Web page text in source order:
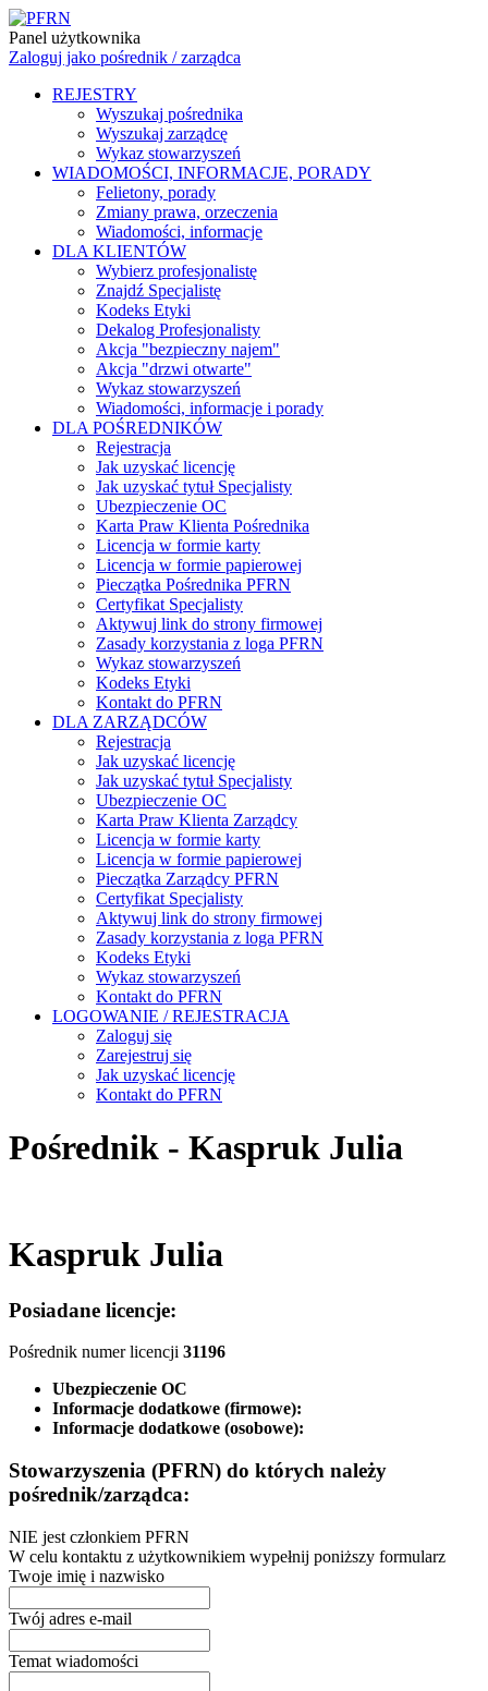
Panel użytkownika
Zaloguj jako pośrednik / zarządca
REJESTRY
Wyszukaj pośrednika
Wyszukaj zarządcę
Wykaz stowarzyszeń
WIADOMOŚCI, INFORMACJE, PORADY
Felietony, porady
Zmiany prawa, orzeczenia
Wiadomości, informacje
DLA KLIENTÓW
Wybierz profesjonalistę
Znajdź Specjalistę
Kodeks Etyki
Dekalog Profesjonalisty
Akcja "bezpieczny najem"
Akcja "drzwi otwarte"
Wykaz stowarzyszeń
Wiadomości, informacje i porady
DLA POŚREDNIKÓW
Rejestracja
Jak uzyskać licencję
Jak uzyskać tytuł Specjalisty
Ubezpieczenie OC
Karta Praw Klienta Pośrednika
Licencja w formie karty
Licencja w formie papierowej
Pieczątka Pośrednika PFRN
Certyfikat Specjalisty
Aktywuj link do strony firmowej
Zasady korzystania z loga PFRN
Wykaz stowarzyszeń
Kodeks Etyki
Kontakt do PFRN
DLA ZARZĄDCÓW
Rejestracja
Jak uzyskać licencję
Jak uzyskać tytuł Specjalisty
Ubezpieczenie OC
Karta Praw Klienta Zarządcy
Licencja w formie karty
Licencja w formie papierowej
Pieczątka Zarządcy PFRN
Certyfikat Specjalisty
Aktywuj link do strony firmowej
Zasady korzystania z loga PFRN
Kodeks Etyki
Wykaz stowarzyszeń
Kontakt do PFRN
LOGOWANIE / REJESTRACJA
Zaloguj się
Zarejestruj się
Jak uzyskać licencję
Kontakt do PFRN
Pośrednik - Kaspruk Julia
Kaspruk Julia
Posiadane licencje:
Pośrednik numer licencji 31196
Ubezpieczenie OC
Informacje dodatkowe (firmowe):
Informacje dodatkowe (osobowe):
Stowarzyszenia (PFRN) do których należy
pośrednik/zarządca:
NIE jest członkiem PFRN
W celu kontaktu z użytkownikiem wypełnij poniższy formularz
Twoje imię i nazwisko
Twój adres e-mail
Temat wiadomości